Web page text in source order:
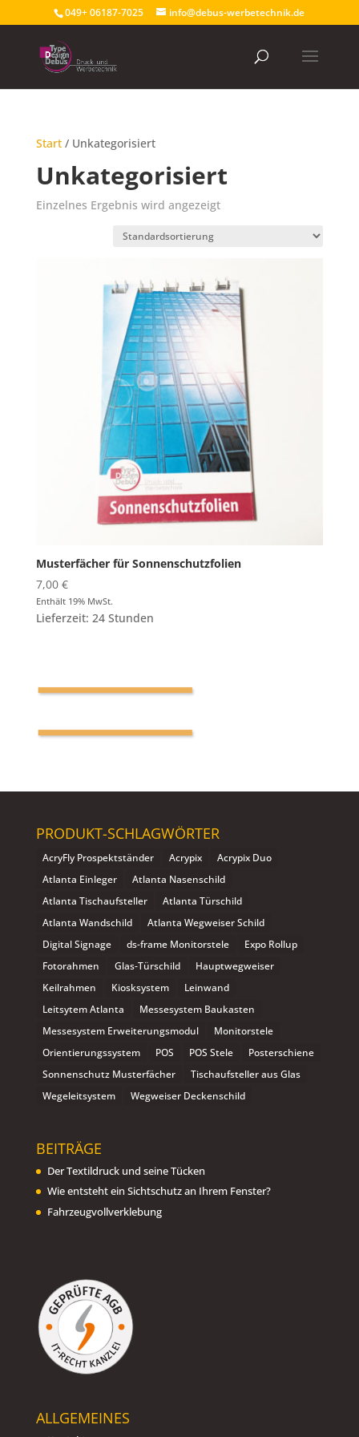
049+ 06187-7025 info@debus-werbetechnik.de
Start/ Unkategorisiert
Unkategorisiert
Einzelnes Ergebnis wird angezeigt
Musterfächer für Sonnenschutzfolien
7,00 €
Enthält 19% MwSt.
Lieferzeit: 24 Stunden
PRODUKT-SCHLAGWÖRTER
AcryFly Prospektständer Acrypix
Acrypix Duo
Atlanta Einleger
Atlanta Nasenschild
Atlanta Tischaufsteller
Atlanta Türschild
Atlanta Wandschild
Atlanta Wegweiser Schild
Digital Signage
ds-frame Monitorstele
Expo Rollup
Fotorahmen
Glas-Türschild
Hauptwegweiser
Keilrahmen
Kiosksystem
Leinwand
Leitsytem Atlanta
Messesystem Baukasten
Messesystem Erweiterungsmodul
Monitorstele
Orientierungssystem
POS POS Stele
Posterschiene
Sonnenschutz Musterfächer
Tischaufsteller aus Glas
Wegeleitsystem
Wegweiser Deckenschild
BEITRÄGE
Der Textildruck und seine Tücken
Wie entsteht ein Sichtschutz an Ihrem Fenster?
Fahrzeugvollverklebung
ALLGEMEINES